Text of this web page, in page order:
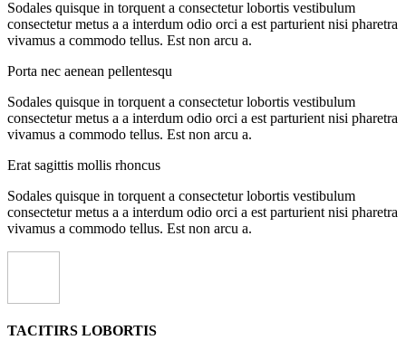
Sodales quisque in torquent a consectetur lobortis vestibulum
consectetur metus a a interdum odio orci a est parturient nisi pharetra
vivamus a commodo tellus. Est non arcu a.
Porta nec aenean pellentesqu
Sodales quisque in torquent a consectetur lobortis vestibulum
consectetur metus a a interdum odio orci a est parturient nisi pharetra
vivamus a commodo tellus. Est non arcu a.
Erat sagittis mollis rhoncus
Sodales quisque in torquent a consectetur lobortis vestibulum
consectetur metus a a interdum odio orci a est parturient nisi pharetra
vivamus a commodo tellus. Est non arcu a.
TACITIRS LOBORTIS